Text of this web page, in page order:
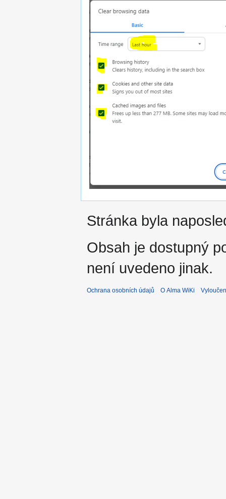
Stránka byla
Obsah je dostupný
není uvedeno jinak.
Ochrana osobních údajů O Alma WiKi